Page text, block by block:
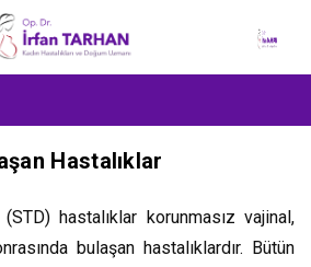
Hastalıklar
hastalıklar korunmasız vajinal,
bulaşan hastalıklardır. Bütün